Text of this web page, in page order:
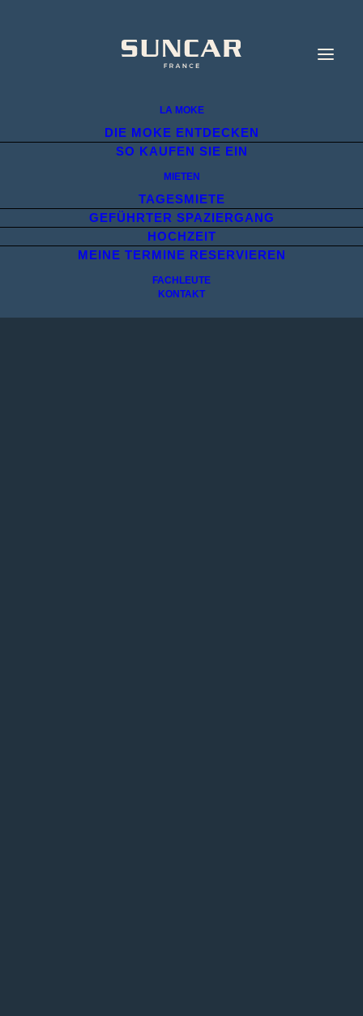
LA MOKE
DIE MOKE ENTDECKEN
SO KAUFEN SIE EIN
MIETEN
TAGESMIETE
GEFÜHRTER SPAZIERGANG
HOCHZEIT
MEINE TERMINE RESERVIEREN
FACHLEUTE
KONTAKT